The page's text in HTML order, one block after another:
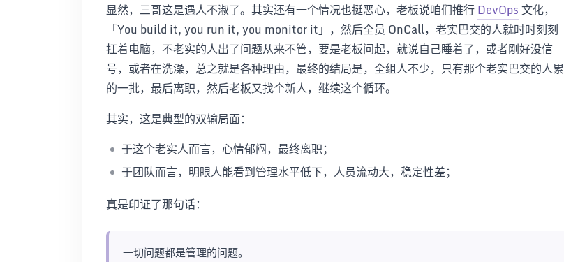
显然，三哥这是遇人不淑了。其实还有一个情况也挺恶心，老板说咱们推行DevOps文化，
「You build it, you run it, you monitor it」，然后全员 OnCall，老实巴交的人就时时刻刻
扛着电脑，不老实的人出了问题从来不管，要是老板问起，就说自己睡着了，或者刚好没信
号，或者在洗澡，总之就是各种理由，最终的结局是，全组人不少，只有那个老实巴交的人累
的一批，最后离职，然后老板又找个新人，继续这个循环。
其实，这是典型的双输局面：
于这个老实人而言，心情郁闷，最终离职；
于团队而言，明眼人能看到管理水平低下，人员流动大，稳定性差；
真是印证了那句话：
一切问题都是管理的问题。